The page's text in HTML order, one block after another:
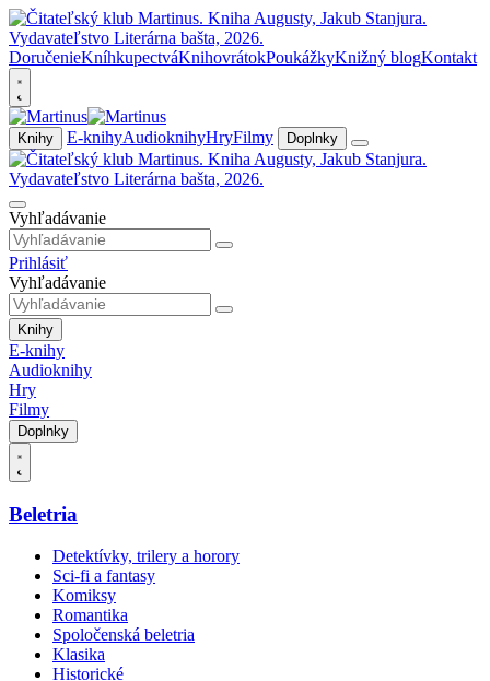
DoručenieKníhkupectváKnihovrátokPoukážkyKnižný blogKontakt
Knihy E-knihyAudioknihyHryFilmy Doplnky
Vyhľadávanie
Prihlásiť
Vyhľadávanie
Knihy
E-knihy
Audioknihy
Hry
Filmy
Doplnky
Beletria
Detektívky, trilery a horory
Sci-fi a fantasy
Komiksy
Romantika
Spoločenská beletria
Klasika
Historické